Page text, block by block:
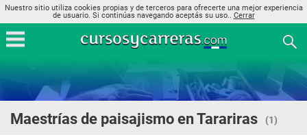
Nuestro sitio utiliza cookies propias y de terceros para ofrecerte una mejor experiencia
de usuario. Si continúas navegando aceptás su uso.. Cerrar
Maestrías de paisajismo en Tarariras (1)